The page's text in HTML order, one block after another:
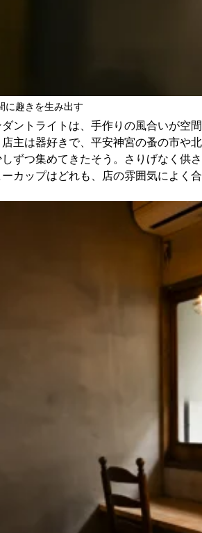
に趣きを生み出す
ントライトは、手作りの風合いが空間
主は器好きで、平安神宮の蚤の市や北
ずつ集めてきたそう。さりげなく供さ
カップはどれも、店の雰囲気によく合